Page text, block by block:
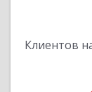
Клиентов